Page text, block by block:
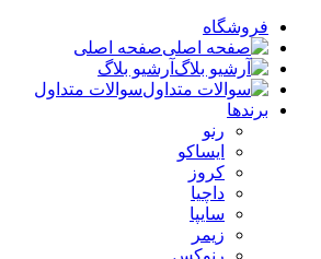
فروشگاه
صفحه اصلی
آرشیو بلاگ
سوالات متداول
برندها
رنو
ایساکو
کروز
داچیا
سایپا
زیمر